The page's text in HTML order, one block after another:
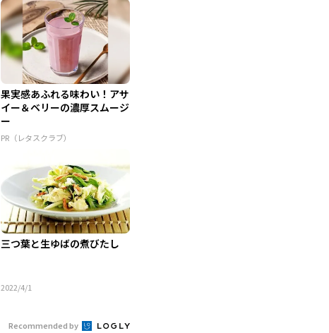
果実感あふれる味わい！アサ
イー＆ベリーの濃厚スムージ
ー
PR（レタスクラブ）
三つ葉と生ゆばの煮びたし
2022/4/1
Recommended by